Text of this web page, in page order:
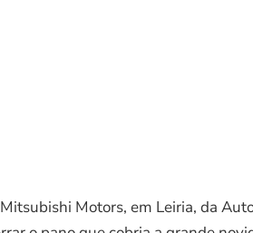
Motors, em Leiria, da